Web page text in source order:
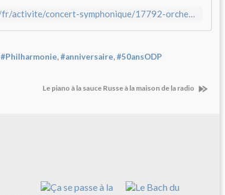
https://philharmoniedeparis.fr/fr/activite/concert-symphonique/17792-orchestre-de-paris-harding
#Philharmonie,#anniversaire,#50ansODP
Le piano à la sauce Russe à la maison de la radio